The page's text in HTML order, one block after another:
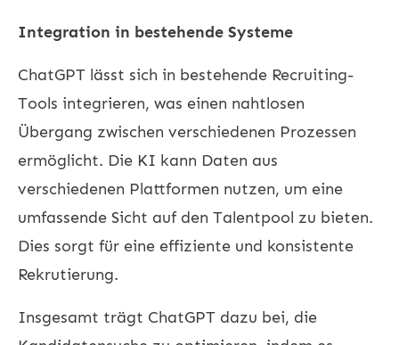
Integration in bestehende Systeme
ChatGPT lässt sich in bestehende Recruiting-
Tools integrieren, was einen nahtlosen
Übergang zwischen verschiedenen Prozessen
ermöglicht. Die KI kann Daten aus
verschiedenen Plattformen nutzen, um eine
umfassende Sicht auf den Talentpool zu bieten.
Dies sorgt für eine effiziente und konsistente
Rekrutierung.
Insgesamt trägt ChatGPT dazu bei, die